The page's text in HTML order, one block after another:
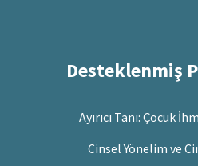
Desteklenmiş
Ayırıcı Tanı: Çocuk
Cinsel Yönelim ve